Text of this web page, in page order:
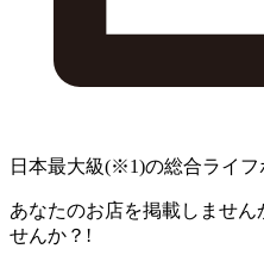
日本最大級(※1)の総合ライフ
あなたのお店を掲載しません
せんか？!